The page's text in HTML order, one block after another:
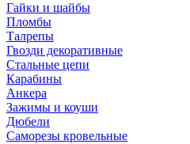
Гайки и шайбы
Пломбы
Талрепы
Гвозди декоративные
Стальные цепи
Карабины
Анкера
Зажимы и коуши
Дюбели
Саморезы кровельные